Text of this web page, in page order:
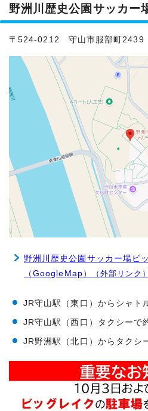
野洲川歴史公園サッカー
〒524-0212 守山市服部町2439
野洲川歴史公園サッカー場ビ
（GoogleMap）
（外部リンク）
JR守山駅（東口）からシャト
JR守山駅（西口）タクシーで
JR野洲駅（北口）からタクシ